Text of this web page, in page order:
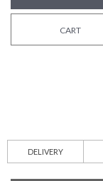
CART
DELIVERY